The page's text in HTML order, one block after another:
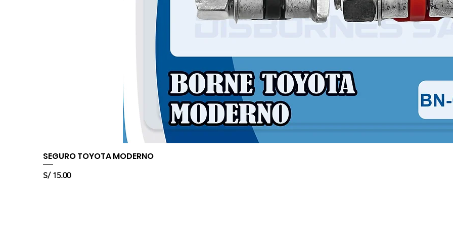
SEGURO TOYOTA MODERNO
Precio
S/ 15.00